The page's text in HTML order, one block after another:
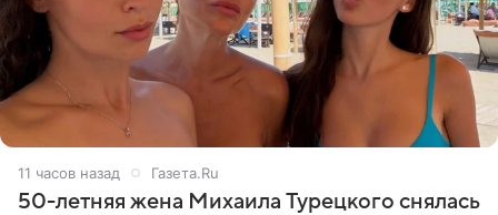
11 часов назад Газета.Ru
50-летняя жена Михаила Турецкого снялась